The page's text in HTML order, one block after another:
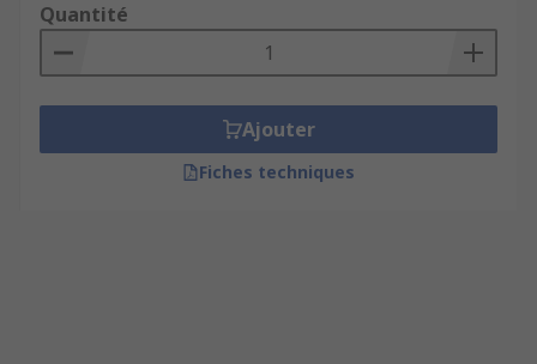
Quantité
Ajouter
Fiches techniques